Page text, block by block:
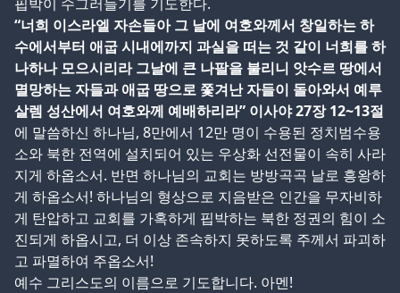
“너희 이스라엘 자손들아 그 날에 여호와께서 창일하는 하
수에서부터 애굽 시내에까지 과실을 떠는 것 같이 너희를 하
나하나 모으시리라 그날에 큰 나팔을 불리니 앗수르 땅에서
멸망하는 자들과 애굽 땅으로 쫓겨난 자들이 돌아와서 예루
살렘 성산에서 여호와께 예배하리라” 이사야 27장 12~13절
에 말씀하신 하나님, 8만에서 12만 명이 수용된 정치범수용
소와 북한 전역에 설치되어 있는 우상화 선전물이 속히 사라
지게 하옵소서. 반면 하나님의 교회는 방방곡곡 날로 흥왕하
게 하옵소서! 하나님의 형상으로 지음받은 인간을 무자비하
게 탄압하고 교회를 가혹하게 핍박하는 북한 정권의 힘이 소
진되게 하옵시고, 더 이상 존속하지 못하도록 주께서 파괴하
고 파멸하여 주옵소서!
예수 그리스도의 이름으로 기도합니다. 아멘!